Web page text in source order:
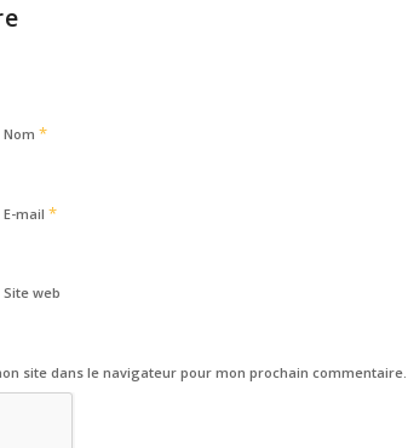
Nom *
E-mail *
Site web
site dans le navigateur pour mon prochain commentaire.